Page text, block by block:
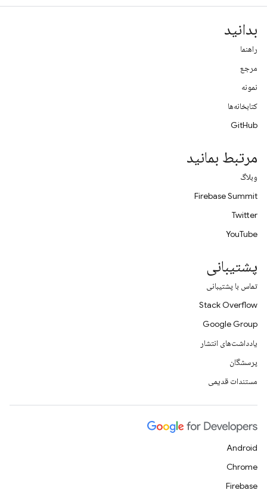
بدانید
راهنما
مرجع
نمونه
کتابخانه‌ها
GitHub
مرتبط بمانید
وبلاگ
Firebase Summit
Twitter
YouTube
پشتیبانی
تماس با پشتیبانی
Stack Overflow
Google Group
یادداشت‌های انتشار
پرسشگان
مستندات قدیمی
Android
Chrome
Firebase